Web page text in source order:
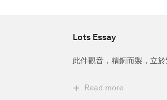
Lots Essay
此件觀音，精銅而製，立
Read more